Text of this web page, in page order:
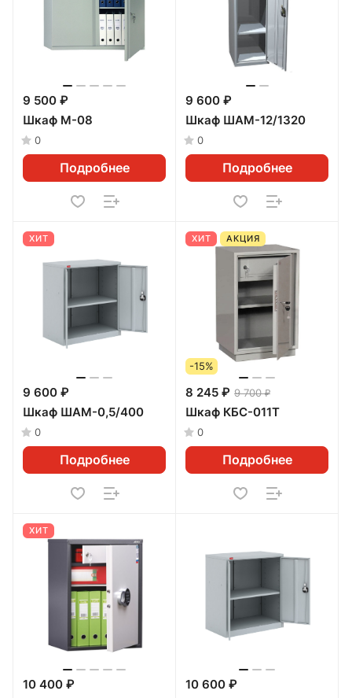
9 500 ₽
Шкаф M-08
0
Подробнее
9 600 ₽
Шкаф ШАМ-12/1320
0
Подробнее
ХИТ
9 600 ₽
Шкаф ШАМ-0,5/400
0
Подробнее
ХИТ АКЦИЯ
-15%
8 245 ₽ 9 700 ₽
Шкаф КБС-011Т
0
Подробнее
ХИТ
10 400 ₽
10 600 ₽